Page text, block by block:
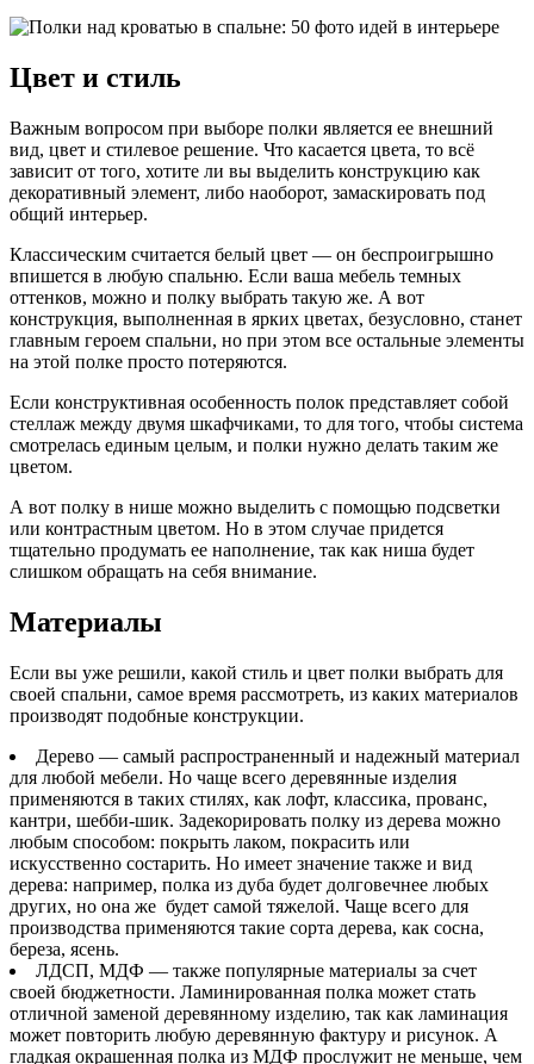
Цвет и стиль
Важным вопросом при выборе полки является ее внешний
вид, цвет и стилевое решение. Что касается цвета, то всё
зависит от того, хотите ли вы выделить конструкцию как
декоративный элемент, либо наоборот, замаскировать под
общий интерьер.
Классическим считается белый цвет — он беспроигрышно
впишется в любую спальню. Если ваша мебель темных
оттенков, можно и полку выбрать такую же. А вот
конструкция, выполненная в ярких цветах, безусловно, станет
главным героем спальни, но при этом все остальные элементы
на этой полке просто потеряются.
Если конструктивная особенность полок представляет собой
стеллаж между двумя шкафчиками, то для того, чтобы система
смотрелась единым целым, и полки нужно делать таким же
цветом.
А вот полку в нише можно выделить с помощью подсветки
или контрастным цветом. Но в этом случае придется
тщательно продумать ее наполнение, так как ниша будет
слишком обращать на себя внимание.
Материалы
Если вы уже решили, какой стиль и цвет полки выбрать для
своей спальни, самое время рассмотреть, из каких материалов
производят подобные конструкции.
Дерево — самый распространенный и надежный материал
для любой мебели. Но чаще всего деревянные изделия
применяются в таких стилях, как лофт, классика, прованс,
кантри, шебби-шик. Задекорировать полку из дерева можно
любым способом: покрыть лаком, покрасить или
искусственно состарить. Но имеет значение также и вид
дерева: например, полка из дуба будет долговечнее любых
других, но она же будет самой тяжелой. Чаще всего для
производства применяются такие сорта дерева, как сосна,
береза, ясень.
ЛДСП, МДФ — также популярные материалы за счет
своей бюджетности. Ламинированная полка может стать
отличной заменой деревянному изделию, так как ламинация
может повторить любую деревянную фактуру и рисунок. А
гладкая окрашенная полка из МДФ прослужит не меньше, чем